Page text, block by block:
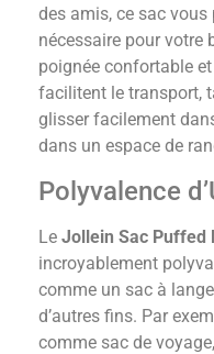
des amis, ce sac vous
nécessaire pour votre
poignée confortable
facilitent le transport,
glisser facilement
dans un espace de
Polyvalence
Le Jollein Sac Puffed
incroyablement
comme un sac à
d’autres fins. Par
comme sac de